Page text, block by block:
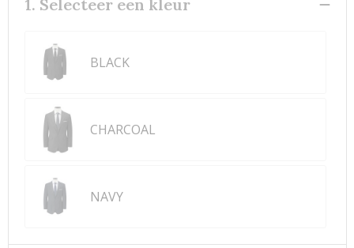
1. Selecteer een kleur
BLACK
CHARCOAL
NAVY